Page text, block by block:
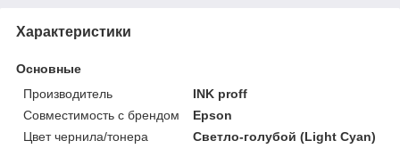
Характеристики
Основные
Производитель
INK proff
Совместимость с брендом
Epson
Цвет чернила/тонера
Светло-голубой (Light Cyan)